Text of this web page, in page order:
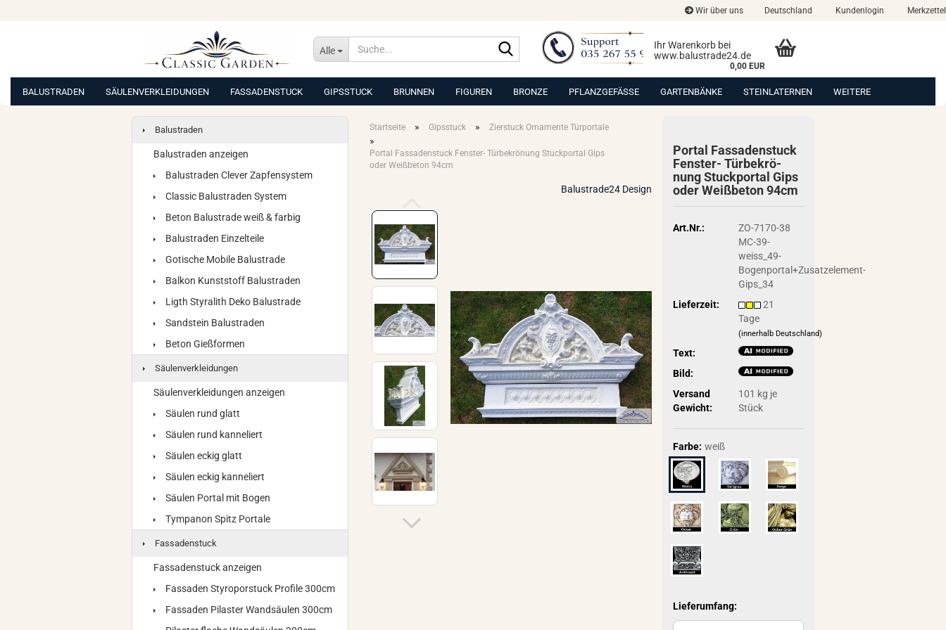
Wir über uns Deutschland Kundenlogin Merkzettel
Alle
Suche...
Ihr Warenkorb bei
www.balustrade24.de
0,00 EUR
BALUSTRADEN SÄULENVERKLEIDUNGEN FASSADENSTUCK GIPSSTUCK BRUNNEN FIGUREN BRONZE PFLANZGEFÄSSE GARTENBÄNKE STEINLATERNEN WEITERE
Startseite » Gipsstuck » Zierstuck Ornamente Türportale
»
Portal Fassadenstuck Fenster- Türbekrönung Stuckportal Gips
oder Weißbeton 94cm
Balustrade24 Design
Por­tal Fas­sa­den­stuck
Fenster-​ Tür­be­krö­
nung Stuck­por­tal Gips
oder Weiß­be­ton 94cm
Art.Nr.:
ZO-7170-38
MC-39-
weiss_49-
Bogenportal+Zusatzelement-
Gips_34
Lieferzeit:
21
Tage
(innerhalb Deutschland)
Text:
Bild:
Versand
Gewicht:
101 kg je
Stück
Farbe: weiß
Lieferumfang:
Balustraden
Balustraden anzeigen
Balustraden Clever Zapfensystem
Classic Balustraden System
Beton Balustrade weiß & farbig
Balustraden Einzelteile
Gotische Mobile Balustrade
Balkon Kunststoff Balustraden
Ligth Styralith Deko Balustrade
Sandstein Balustraden
Beton Gießformen
Säulenverkleidungen
Säulenverkleidungen anzeigen
Säulen rund glatt
Säulen rund kanneliert
Säulen eckig glatt
Säulen eckig kanneliert
Säulen Portal mit Bogen
Tympanon Spitz Portale
Fassadenstuck
Fassadenstuck anzeigen
Fassaden Styroporstuck Profile 300cm
Fassaden Pilaster Wandsäulen 300cm